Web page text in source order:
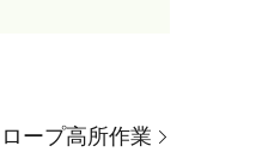
ープ高所作業